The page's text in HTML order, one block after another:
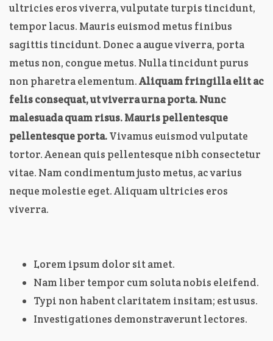
ultricies eros viverra, vulputate turpis tincidunt,
tempor lacus. Mauris euismod metus finibus
sagittis tincidunt. Donec a augue viverra, porta
metus non, congue metus. Nulla tincidunt purus
non pharetra elementum.Aliquam fringilla elit ac
felis consequat, ut viverra urna porta. Nunc
malesuada quam risus. Mauris pellentesque
pellentesque porta.Vivamus euismod vulputate
tortor. Aenean quis pellentesque nibh consectetur
vitae. Nam condimentum justo metus, ac varius
neque molestie eget. Aliquam ultricies eros
viverra.
Lorem ipsum dolor sit amet.
Nam liber tempor cum soluta nobis eleifend.
Typi non habent claritatem insitam; est usus.
Investigationes demonstraverunt lectores.